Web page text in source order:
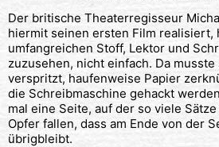
Der britische Theaterregisseur
hiermit seinen ersten Film realisiert,
umfangreichen Stoff, Lektor und
zuzusehen, nicht einfach. Da
verspritzt, haufenweise Papier
die Schreibmaschine gehackt
mal eine Seite, auf der so viele
Opfer fallen, dass am Ende von der
übrigbleibt.